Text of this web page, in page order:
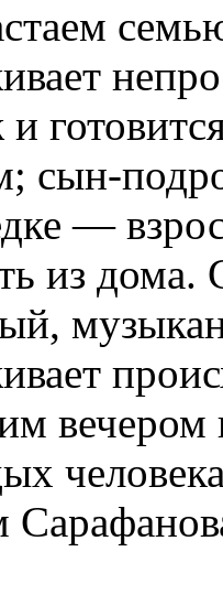
сын-
—
из дома.
вечером